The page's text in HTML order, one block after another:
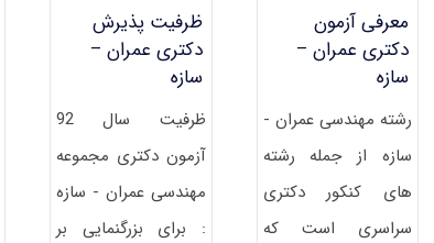
معرفی آزمون
دکتری عمران –
سازه
رشته مهندسی عمران -
سازه از جمله رشته
های کنکور دکتری
سراسری است که
ظرفیت پذیرش
دکتری عمران –
سازه
ظرفیت سال 92
آزمون دکتری مجموعه
مهندسی عمران - سازه
: برای بزرگنمایی بر